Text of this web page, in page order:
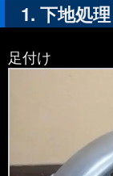
下地処理
足付け